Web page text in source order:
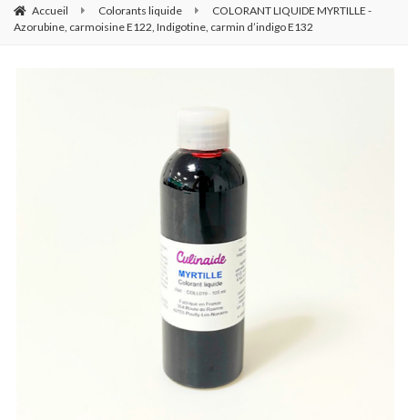
Accueil Colorants liquide
COLORANT LIQUIDE MYRTILLE -
Azorubine, carmoisine E122, Indigotine, carmin d’indigo E132